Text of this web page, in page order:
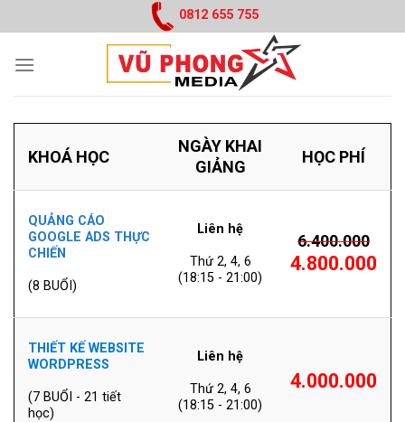
to
content
0812 655 755
KHOÁ HỌC
NGÀY KHAI
GIẢNG
HỌC PHÍ
QUẢNG CÁO
GOOGLE ADS THỰC
CHIẾN
(8 BUỔI)
Liên hệ
Thứ 2, 4, 6
(18:15 - 21:00)
6.400.000
4.800.000
THIẾT KẾ WEBSITE
WORDPRESS
(7 BUỔI - 21 tiết
học)
Liên hệ
Thứ 2, 4, 6
(18:15 - 21:00)
4.000.000